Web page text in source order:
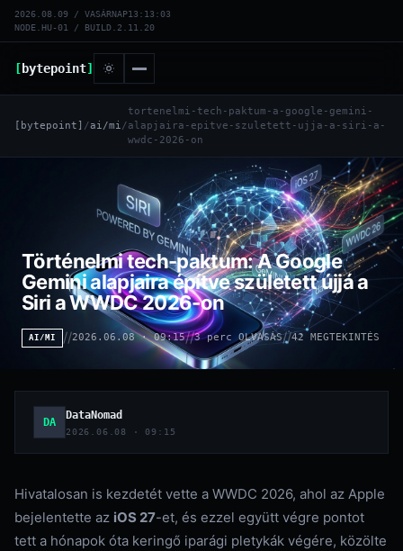
2026.08.09 / VASÁRNAP13:13:03
NODE.HU-01 / BUILD.2.11.20
[bytepoint]
[bytepoint] /ai/mi/
tortenelmi-tech-paktum-a-google-gemini-
alapjaira-epitve-szuletett-ujja-a-siri-a-
wwdc-2026-on
Történelmi tech-paktum: A Google
Gemini alapjaira építve született újjá a
Siri a WWDC 2026-on
AI/MI //2026.06.08 · 09:15//3 perc OLVASÁS//42 MEGTEKINTÉS
DA
DataNomad
2026.06.08 · 09:15
Hivatalosan is kezdetét vette a WWDC 2026, ahol az Apple
bejelentette az iOS 27-et, és ezzel együtt végre pontot
tett a hónapok óta keringő iparági pletykák végére, közölte